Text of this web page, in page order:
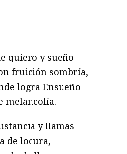
quiero y sueño
fruición sombría,
logra Ensueño
melancolía.
y llamas
de locura,